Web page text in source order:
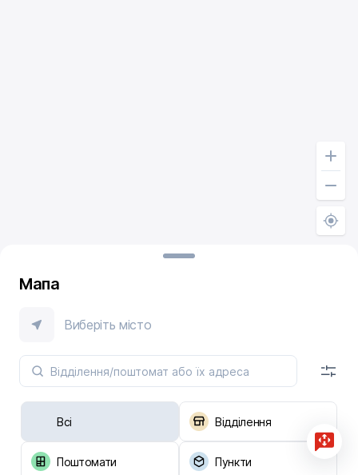
Мапа
Виберіть місто
Всі Відділення
Поштомати Пункти